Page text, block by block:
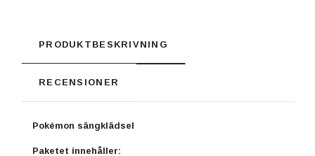
PRODUKTBESKRIVNING
RECENSIONER
Pokémon sängklädsel
Paketet innehåller: